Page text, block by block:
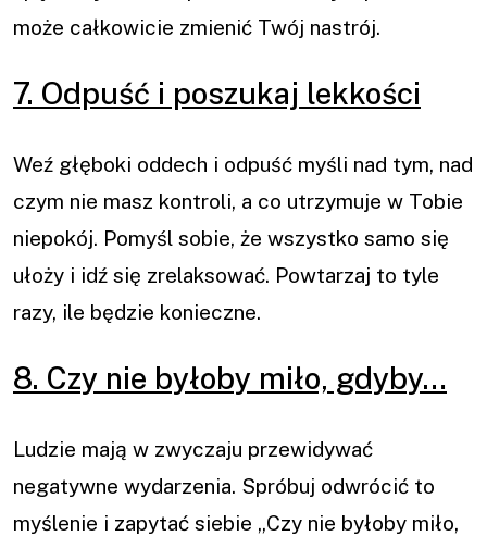
może całkowicie zmienić Twój nastrój.
7. Odpuść i poszukaj lekkości
Weź głęboki oddech i odpuść myśli nad tym, nad
czym nie masz kontroli, a co utrzymuje w Tobie
niepokój. Pomyśl sobie, że wszystko samo się
ułoży i idź się zrelaksować. Powtarzaj to tyle
razy, ile będzie konieczne.
8. Czy nie byłoby miło, gdyby…
Ludzie mają w zwyczaju przewidywać
negatywne wydarzenia. Spróbuj odwrócić to
myślenie i zapytać siebie „Czy nie byłoby miło,